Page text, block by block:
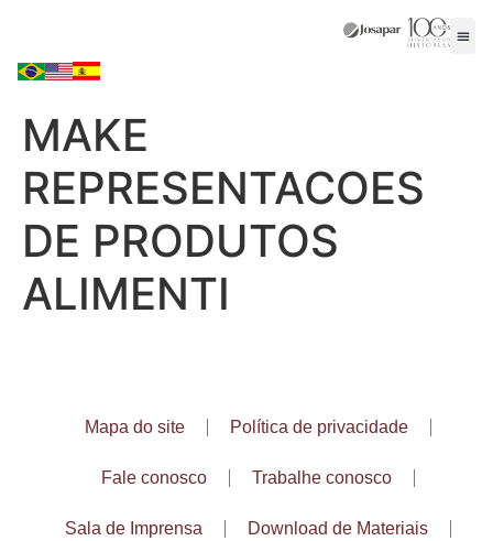
MAKE
REPRESENTACOES
DE PRODUTOS
ALIMENTI
Mapa do site Política de privacidade
Fale conosco Trabalhe conosco
Sala de Imprensa Download de Materiais